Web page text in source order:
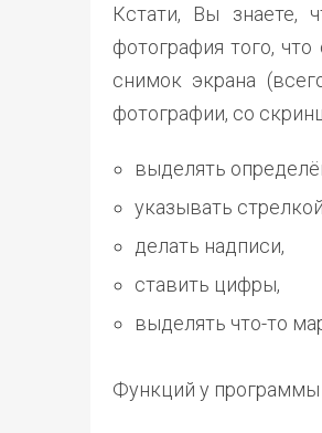
Кстати, Вы знаете,
фотография того,
снимок экрана
фотографии, со
выделять
указывать
делать надписи,
ставить цифры,
выделять что-то
Функций у программы